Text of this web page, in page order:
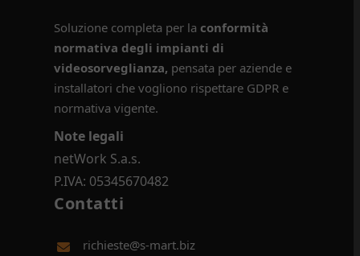
Soluzione completa per laconformità
normativa degli impianti di
videosorveglianza, pensata per aziende e
installatori che vogliono rispettare GDPR e
normativa vigente.
Note legali
netWork S.a.s.
P.IVA: 05345670482
Contatti
richieste@s-mart.biz